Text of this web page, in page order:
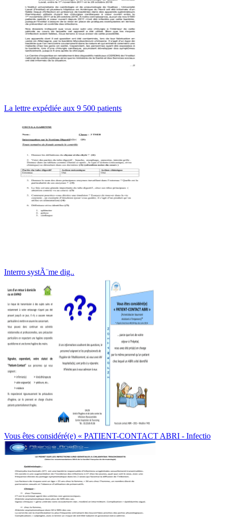
La lettre expédiée aux 9 500 patients
Interro systÃ¨me dig..
Vous êtes considéré(e) « PATIENT-CONTACT ABRI - Infectio